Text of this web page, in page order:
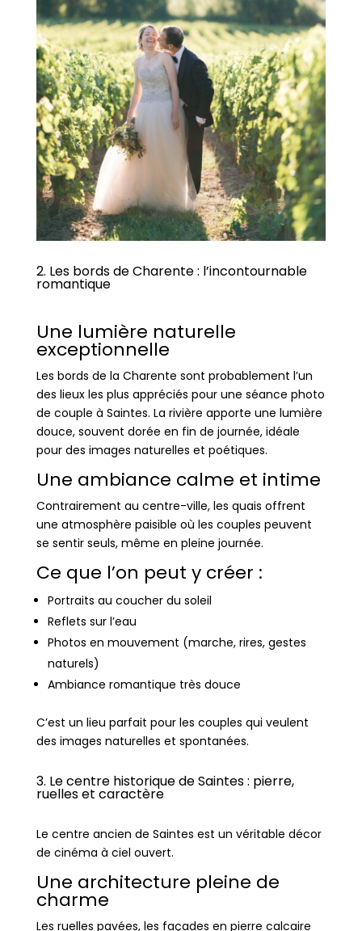
2. Les bords de Charente : l’incontournable
romantique
Une lumière naturelle
exceptionnelle
Les bords de la Charente sont probablement l’un
des lieux les plus appréciés pour une séance photo
de couple à Saintes. La rivière apporte une lumière
douce, souvent dorée en fin de journée, idéale
pour des images naturelles et poétiques.
Une ambiance calme et intime
Contrairement au centre-ville, les quais offrent
une atmosphère paisible où les couples peuvent
se sentir seuls, même en pleine journée.
Ce que l’on peut y créer :
Portraits au coucher du soleil
Reflets sur l’eau
Photos en mouvement (marche, rires, gestes
naturels)
Ambiance romantique très douce
C’est un lieu parfait pour les couples qui veulent
des images naturelles et spontanées.
3. Le centre historique de Saintes : pierre,
ruelles et caractère
Le centre ancien de Saintes est un véritable décor
de cinéma à ciel ouvert.
Une architecture pleine de
charme
Les ruelles pavées, les façades en pierre calcaire